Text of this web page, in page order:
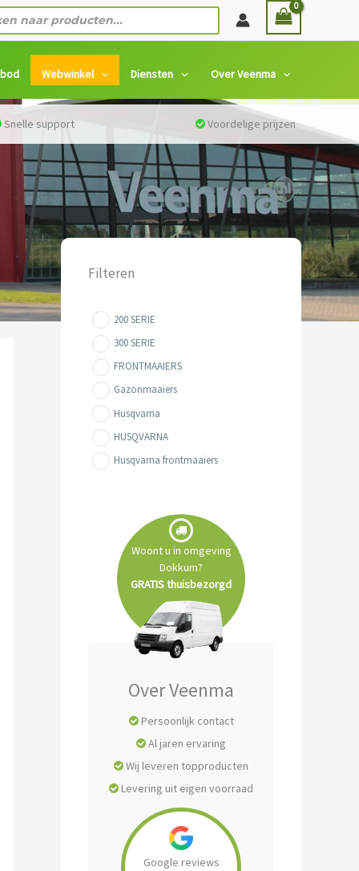
Webwinkel Diensten Over Veenma
Filteren
200 SERIE
300 SERIE
FRONTMAAIERS
Gazonmaaiers
Husqvarna
HUSQVARNA
Husqvarna frontmaaiers
Tuin- & Park machines
Zitmaaiers
Woont u in omgeving
Dokkum?
GRATIS thuisbezorgd
Over Veenma
Persoonlijk contact
Al jaren ervaring
Wij leveren topproducten
Levering uit eigen voorraad
Google reviews
Snelle support Voordelige prijzen